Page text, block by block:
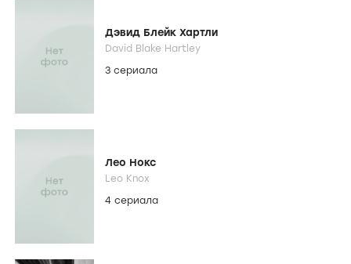
Дэвид Блейк Хартли
David Blake Hartley
3 сериала
Лео Нокс
Leo Knox
4 сериала